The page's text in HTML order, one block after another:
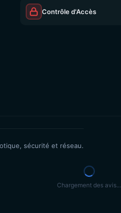
Contrôle d'Accès
sécurité et réseau.
Chargement des avis...